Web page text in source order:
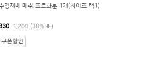
경재배 매쉬 포트화분 1개(사이즈 택1)
1,200 (30% )